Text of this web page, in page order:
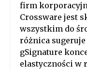
firm
Crossware jest
wszystkim do
różnica sugeruje
gSignature
elastyczności w